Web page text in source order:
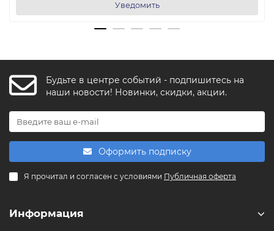
Уведомить
Будьте в центре событий - подпишитесь на
наши новости! Новинки, скидки, акции.
Оформить подписку
Я прочитал и согласен с условиями Публичная оферта
Информация
F FishkaAI
Обычно отвечаем за минуту
Чем можем помочь?